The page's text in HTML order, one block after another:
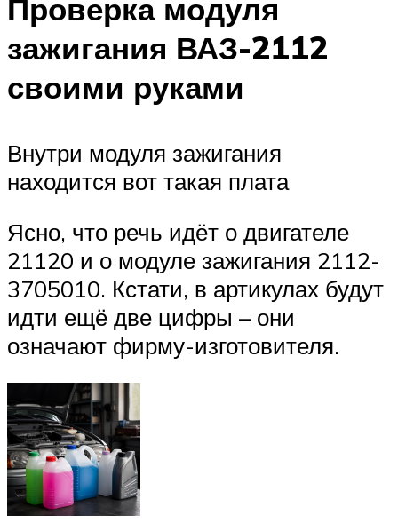
Проверка модуля
зажигания ВАЗ-2112
своими руками
Внутри модуля зажигания
находится вот такая плата
Ясно, что речь идёт о двигателе
21120 и о модуле зажигания 2112-
3705010. Кстати, в артикулах будут
идти ещё две цифры – они
означают фирму-изготовителя.